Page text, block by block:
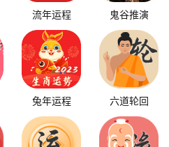
流年运程 鬼谷推演
兔年运程 六道轮回